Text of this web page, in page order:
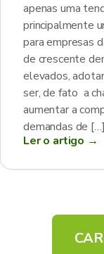
apenas uma
principalmente
para empresas
de crescente
elevados,
ser, de fato a
aumentar a
demandas de […]
Ler o artigo →